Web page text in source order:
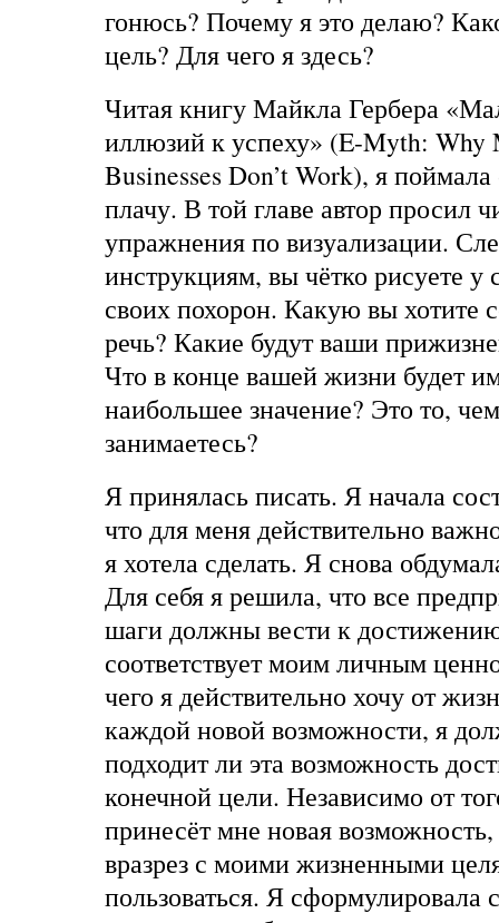
гонюсь? Почему я это делаю?
цель? Для чего я здесь?
Читая книгу Майкла Гербера
иллюзий к успеху» (E-Myth: Why
Businesses Don’t Work), я
плачу. В той главе автор просил
упражнения по визуализации.
инструкциям, вы чётко рисуете у
своих похорон. Какую вы хотите
речь? Какие будут ваши
Что в конце вашей жизни будет
наибольшее значение? Это то,
занимаетесь?
Я принялась писать. Я начала
что для меня действительно
я хотела сделать. Я снова
Для себя я решила, что все
шаги должны вести к
соответствует моим личным
чего я действительно хочу от
каждой новой возможности, я
подходит ли эта возможность
конечной цели. Независимо от
принесёт мне новая
вразрез с моими жизненными
пользоваться. Я сформулировала